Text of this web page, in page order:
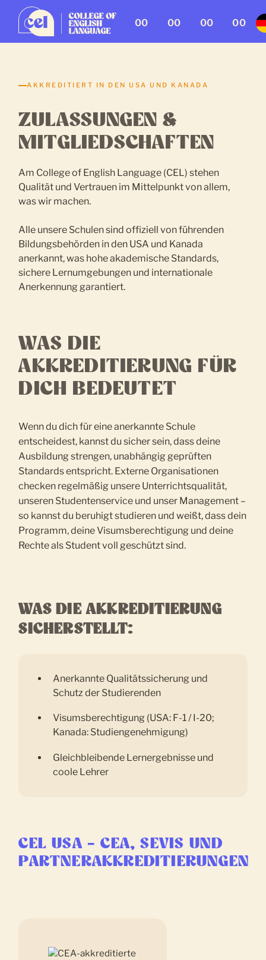
00 00 00 00
AKKREDITIERT IN DEN USA UND KANADA
ZULASSUNGEN &
MITGLIEDSCHAFTEN
Am College of English Language (CEL) stehen
Qualität und Vertrauen im Mittelpunkt von allem,
was wir machen.
Alle unsere Schulen sind offiziell von führenden
Bildungsbehörden in den USA und Kanada
anerkannt, was hohe akademische Standards,
sichere Lernumgebungen und internationale
Anerkennung garantiert.
WAS DIE
AKKREDITIERUNG FÜR
DICH BEDEUTET
Wenn du dich für eine anerkannte Schule
entscheidest, kannst du sicher sein, dass deine
Ausbildung strengen, unabhängig geprüften
Standards entspricht. Externe Organisationen
checken regelmäßig unsere Unterrichtsqualität,
unseren Studentenservice und unser Management –
so kannst du beruhigt studieren und weißt, dass dein
Programm, deine Visumsberechtigung und deine
Rechte als Student voll geschützt sind.
WAS DIE AKKREDITIERUNG
SICHERSTELLT:
Anerkannte Qualitätssicherung und
Schutz der Studierenden
Visumsberechtigung (USA: F-1 / I-20;
Kanada: Studiengenehmigung)
Gleichbleibende Lernergebnisse und
coole Lehrer
CEL USA – CEA, SEVIS UND
PARTNERAKKREDITIERUNGEN